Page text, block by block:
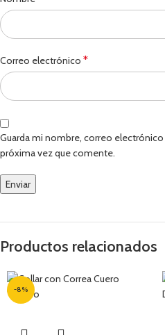
Correo electrónico *
Guarda mi nombre, correo
próxima vez que comente.
Productos relacionados
-8%